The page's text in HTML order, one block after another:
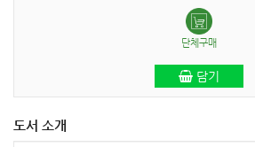
단체구매
담기
도서 소개